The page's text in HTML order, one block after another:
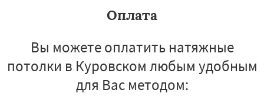
Оплата
Вы можете оплатить натяжные
потолки в Куровском любым удобным
для Вас методом: